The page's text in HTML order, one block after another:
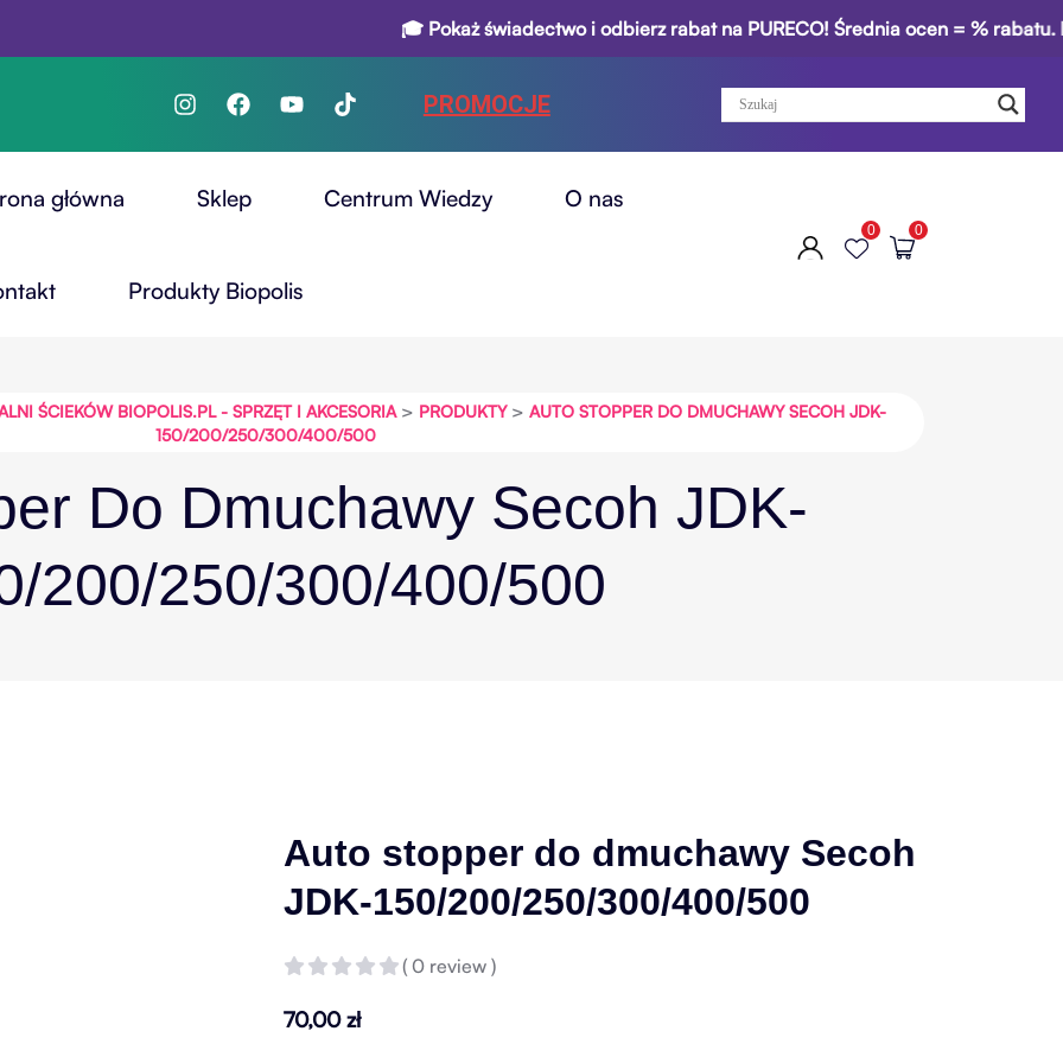
🎓 Pokaż świadectwo i odbierz rabat na PURECO! Średnia ocen = % rabatu.
PROMOCJE
główna Sklep Centrum Wiedzy O nas
Produkty Biopolis
0 0
ŚCIEKÓW BIOPOLIS.PL - SPRZĘT I AKCESORIA> PRODUKTY> AUTO STOPPER DO DMUCHAWY SECOH JDK-
150/200/250/300/400/500
Do Dmuchawy Secoh JDK-
200/250/300/400/500
Auto stopper do dmuchawy Secoh
JDK-150/200/250/300/400/500
( 0 review )
70,00zł